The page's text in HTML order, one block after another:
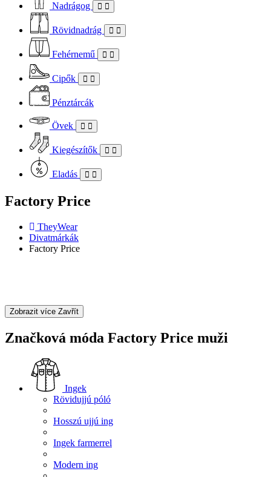
Nadrágog
Rövidnadrág
Fehérnemű
Cipők
Pénztárcák
Övek
Kiegészítők
Eladás
Factory Price
TheyWear
Divatmárkák
Factory Price
Zobrazit více Zavřít
Značková móda Factory Price muži
Ingek
Rövidujjú póló
Hosszú ujjú ing
Ingek farmerrel
Modern ing